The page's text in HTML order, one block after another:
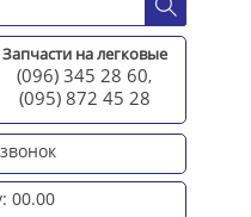
Запчасти на легковые
(096) 345 28 60,
(095) 872 45 28
00.00